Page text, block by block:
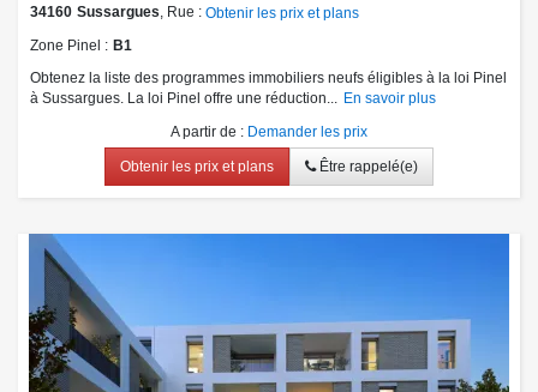
34160 Sussargues , Rue : Obtenir les prix et plans
Zone Pinel
B1
Obtenez la liste des programmes immobiliers neufs éligibles à la loi Pinel
à Sussargues. La loi Pinel offre une réduction...
En savoir plus
A partir de : Demander les prix
Obtenir les prix et plans Être rappelé(e)